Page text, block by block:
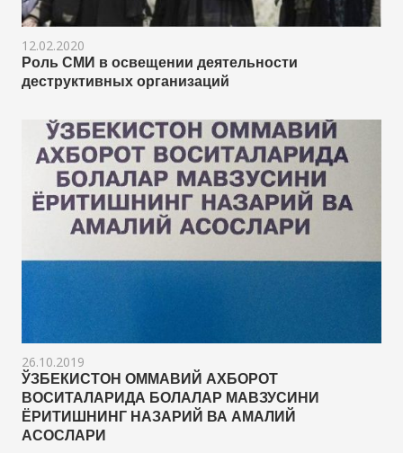
12.02.2020
Роль СМИ в освещении деятельности
деструктивных организаций
26.10.2019
ЎЗБЕКИСТОН ОММАВИЙ АХБОРОТ
ВОСИТАЛАРИДА БОЛАЛАР МАВЗУСИНИ
ЁРИТИШНИНГ НАЗАРИЙ ВА АМАЛИЙ
АСОСЛАРИ